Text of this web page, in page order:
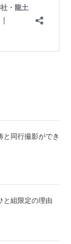
と同行撮影ができ
と組限定の理由